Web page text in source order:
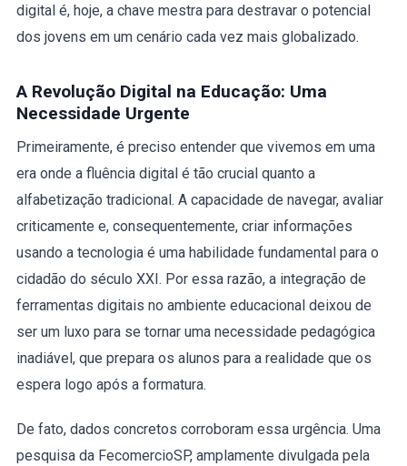
digital é, hoje, a chave mestra para destravar o potencial
dos jovens em um cenário cada vez mais globalizado.
A Revolução Digital na Educação: Uma
Necessidade Urgente
Primeiramente, é preciso entender que vivemos em uma
era onde a fluência digital é tão crucial quanto a
alfabetização tradicional. A capacidade de navegar, avaliar
criticamente e, consequentemente, criar informações
usando a tecnologia é uma habilidade fundamental para o
cidadão do século XXI. Por essa razão, a integração de
ferramentas digitais no ambiente educacional deixou de
ser um luxo para se tornar uma necessidade pedagógica
inadiável, que prepara os alunos para a realidade que os
espera logo após a formatura.
De fato, dados concretos corroboram essa urgência. Uma
pesquisa da FecomercioSP, amplamente divulgada pela